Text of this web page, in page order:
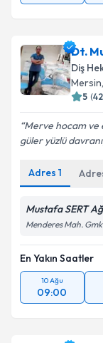
Dt.
Diş
Mersin
5 (
Merve hocam ve
güler yüzlü
Adres 1
Mustafa SERT
Menderes Mah.
En Yakın Saatler
10 Ağu
09:00